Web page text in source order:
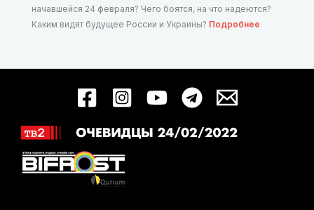
начавшейся 24 февраля? Чего боятся, на что надеются?
Каким видят будущее России и Украины? Подробнее